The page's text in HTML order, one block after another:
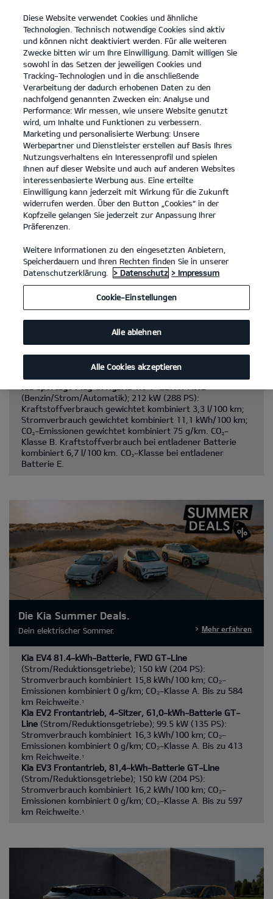
open
menu
KONTAKT
AKTIONEN
AKTIONEN
Der Kia Sportage.
Platz für alles, was Familie ausmacht. Mehr erfahren
Kia Sportage 1.6 T-GDI 48V AWD DCT(Benzin/Automatik);
132 kW (180 PS): Kraftstoffverbrauch kombiniert 7,8
l/100 km; CO -Emissionen kombiniert 177 g/km. CO -
Kia Sportage Hybrid 1.6 T-GDI Hybrid AWD
(Benzin/Automatik); 176 kW (239 PS):
Kraftstoffverbrauch kombiniert 6,5 l/100 km; CO
(Benzin/Strom/Automatik); 212 kW (288 PS):
Kraftstoffverbrauch gewichtet kombiniert 3,3 l/100 km;
Stromverbrauch gewichtet kombiniert 11,1 kWh/100 km;
CO2-Emissionen gewichtet kombiniert 75 g/km. CO2-
Klasse B. Kraftstoffverbrauch bei entladener Batterie
kombiniert 6,7 l/100 km. CO2-Klasse bei entladener
Batterie E.
Die Kia Summer Deals.
Dein elektrischer Sommer. Mehr erfahren
Kia EV4 81.4-kWh-Batterie, FWD GT-Line
(Strom/Reduktionsgetriebe); 150 kW (204 PS):
Stromverbrauch kombiniert 15,8 kWh/100 km; CO₂-
Emissionen kombiniert 0 g/km; CO₂-Klasse A. Bis zu 584
km Reichweite.
1
Kia EV2 Frontantrieb, 4-Sitzer, 61,0-kWh-Batterie GT-
Line (Strom/Reduktionsgetriebe); 99.5 kW (135 PS):
Stromverbrauch kombiniert 16,3 kWh/100 km; CO₂-
Emissionen kombiniert 0 g/km; CO₂-Klasse A. Bis zu 413
km Reichweite.
1
Kia EV3 Frontantrieb, 81,4-kWh-Batterie GT-Line
(Strom/Reduktionsgetriebe); 150 kW (204 PS):
Stromverbrauch kombiniert 16,2 kWh/100 km; CO₂-
Emissionen kombiniert 0 g/km; CO₂-Klasse A. Bis zu 597
km Reichweite.
1
Diese Website verwendet Cookies und ähnliche
Technologien. Technisch notwendige Cookies sind aktiv
und können nicht deaktiviert werden. Für alle weiteren
Zwecke bitten wir um Ihre Einwilligung. Damit willigen Sie
sowohl in das Setzen der jeweiligen Cookies und
Tracking-Technologien und in die anschließende
Verarbeitung der dadurch erhobenen Daten zu den
nachfolgend genannten Zwecken ein: Analyse und
Performance: Wir messen, wie unsere Website genutzt
wird, um Inhalte und Funktionen zu verbessern.
Marketing und personalisierte Werbung: Unsere
Werbepartner und Dienstleister erstellen auf Basis Ihres
Nutzungsverhaltens ein Interessenprofil und spielen
Ihnen auf dieser Website und auch auf anderen Websites
interessenbasierte Werbung aus. Eine erteilte
Einwilligung kann jederzeit mit Wirkung für die Zukunft
widerrufen werden. Über den Button „Cookies“ in der
Kopfzeile gelangen Sie jederzeit zur Anpassung Ihrer
Präferenzen.
Weitere Informationen zu den eingesetzten Anbietern,
Speicherdauern und Ihren Rechten finden Sie in unserer
Datenschutzerklärung.
> Datenschutz > Impressum
Cookie-Einstellungen
Alle ablehnen
Alle Cookies akzeptieren